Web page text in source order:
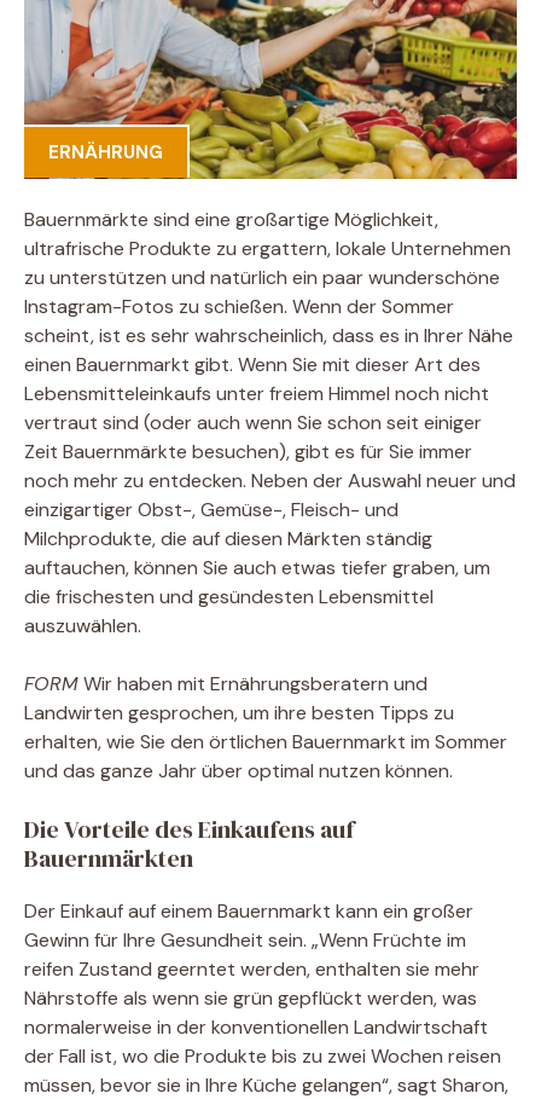
ERNÄHRUNG
Bauernmärkte sind eine großartige Möglichkeit,
ultrafrische Produkte zu ergattern, lokale Unternehmen
zu unterstützen und natürlich ein paar wunderschöne
Instagram-Fotos zu schießen. Wenn der Sommer
scheint, ist es sehr wahrscheinlich, dass es in Ihrer Nähe
einen Bauernmarkt gibt. Wenn Sie mit dieser Art des
Lebensmitteleinkaufs unter freiem Himmel noch nicht
vertraut sind (oder auch wenn Sie schon seit einiger
Zeit Bauernmärkte besuchen), gibt es für Sie immer
noch mehr zu entdecken. Neben der Auswahl neuer und
einzigartiger Obst-, Gemüse-, Fleisch- und
Milchprodukte, die auf diesen Märkten ständig
auftauchen, können Sie auch etwas tiefer graben, um
die frischesten und gesündesten Lebensmittel
auszuwählen.
FORMWir haben mit Ernährungsberatern und
Landwirten gesprochen, um ihre besten Tipps zu
erhalten, wie Sie den örtlichen Bauernmarkt im Sommer
und das ganze Jahr über optimal nutzen können.
Die Vorteile des Einkaufens auf
Bauernmärkten
Der Einkauf auf einem Bauernmarkt kann ein großer
Gewinn für Ihre Gesundheit sein. „Wenn Früchte im
reifen Zustand geerntet werden, enthalten sie mehr
Nährstoffe als wenn sie grün gepflückt werden, was
normalerweise in der konventionellen Landwirtschaft
der Fall ist, wo die Produkte bis zu zwei Wochen reisen
müssen, bevor sie in Ihre Küche gelangen“, sagt Sharon,